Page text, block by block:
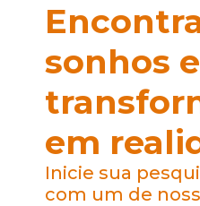
sonhos e
em
Inicie sua
com um de